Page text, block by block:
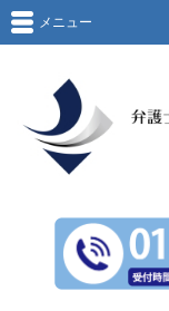
メニュー